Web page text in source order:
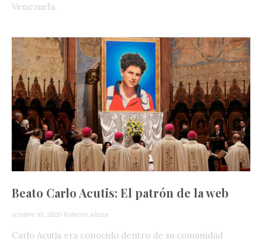
Venezuela.
Beato Carlo Acutis: El patrón de la web
octubre 10, 2020 Roberto Altuve
Carlo Acutis era conocido dentro de su comunidad